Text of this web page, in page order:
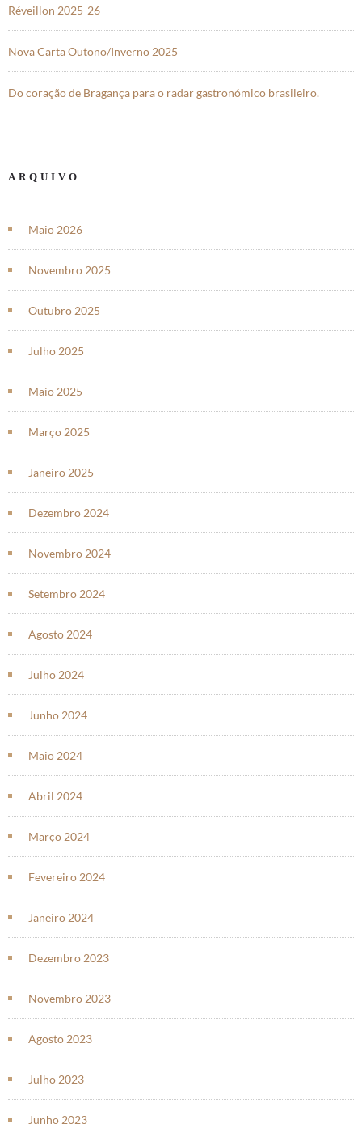
Réveillon 2025-26
Nova Carta Outono/Inverno 2025
Do coração de Bragança para o radar gastronómico brasileiro.
ARQUIVO
Maio 2026
Novembro 2025
Outubro 2025
Julho 2025
Maio 2025
Março 2025
Janeiro 2025
Dezembro 2024
Novembro 2024
Setembro 2024
Agosto 2024
Julho 2024
Junho 2024
Maio 2024
Abril 2024
Março 2024
Fevereiro 2024
Janeiro 2024
Dezembro 2023
Novembro 2023
Agosto 2023
Julho 2023
Junho 2023